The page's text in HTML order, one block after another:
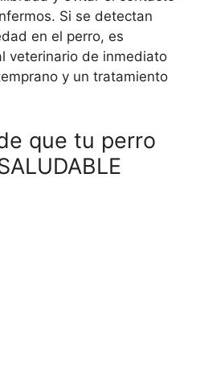
Si se detectan
en el perro, es
veterinario de inmediato
y un tratamiento
que tu perro